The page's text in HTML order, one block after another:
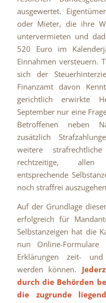
ausgewertet.
oder Mieter, die ihre
untervermieten und
520 Euro im
Einnahmen versteuern.
sich der
Finanzamt davon
gerichtlich erwirkte
September nur eine
Betroffenen neben
zusätzlich
weitere
rechtzeitige, allen
entsprechende
noch straffrei
Auf der Grundlage
erfolgreich für
Selbstanzeigen hat die
nun Online-
Erklärungen zeit- und
werden können.
durch die Behörden
die zugrunde